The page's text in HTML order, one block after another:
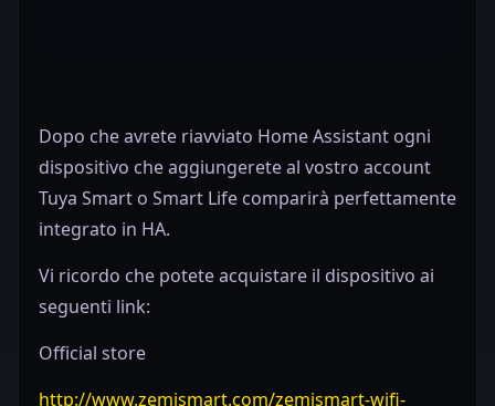
Dopo che avrete riavviato Home Assistant ogni
dispositivo che aggiungerete al vostro account
Tuya Smart o Smart Life comparirà perfettamente
integrato in HA.
Vi ricordo che potete acquistare il dispositivo ai
seguenti link:
Official store
http://www.zemismart.com/zemismart-wifi-